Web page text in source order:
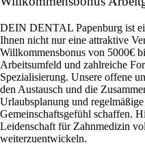
DEIN DENTAL Papenburg ist
Ihnen nicht nur eine attraktive
Willkommensbonus von 5000€
Arbeitsumfeld und zahlreiche
Spezialisierung. Unsere offene
den Austausch und die
Urlaubsplanung und
Gemeinschaftsgefühl schaffen.
Leidenschaft für Zahnmedizin
weiterzuentwickeln.